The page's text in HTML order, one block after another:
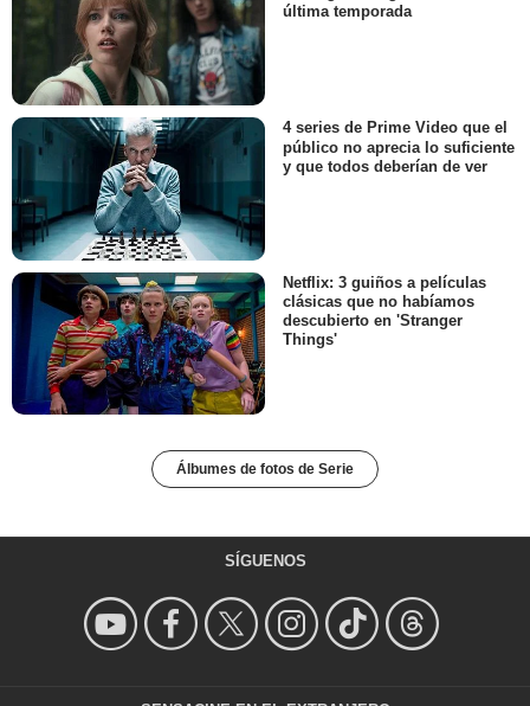
última temporada
4 series de Prime Video que el
público no aprecia lo suficiente
y que todos deberían de ver
Netflix: 3 guiños a películas
clásicas que no habíamos
descubierto en 'Stranger
Things'
Álbumes de fotos de Serie
SÍGUENOS